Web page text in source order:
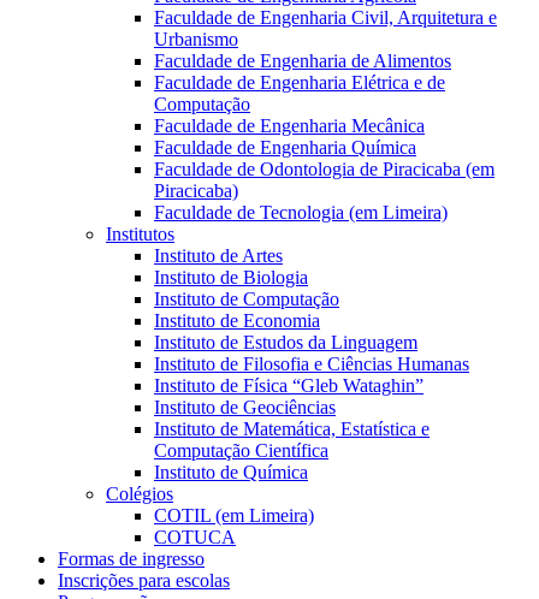
Faculdade de Engenharia Civil, Arquitetura e
Urbanismo
Faculdade de Engenharia de Alimentos
Faculdade de Engenharia Elétrica e de
Computação
Faculdade de Engenharia Mecânica
Faculdade de Engenharia Química
Faculdade de Odontologia de Piracicaba (em
Piracicaba)
Faculdade de Tecnologia (em Limeira)
Institutos
Instituto de Artes
Instituto de Biologia
Instituto de Computação
Instituto de Economia
Instituto de Estudos da Linguagem
Instituto de Filosofia e Ciências Humanas
Instituto de Física “Gleb Wataghin”
Instituto de Geociências
Instituto de Matemática, Estatística e
Computação Científica
Instituto de Química
Colégios
COTIL (em Limeira)
COTUCA
Formas de ingresso
Inscrições para escolas